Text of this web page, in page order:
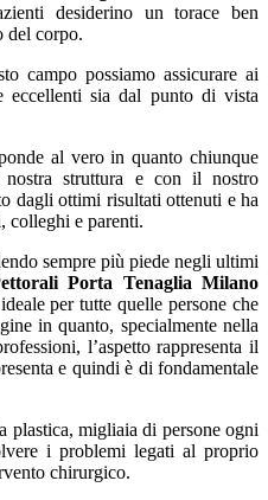
desiderino un torace ben
del corpo.
campo possiamo assicurare ai
eccellenti sia dal punto di vista
al vero in quanto chiunque
struttura e con il nostro
dagli ottimi risultati ottenuti e ha
colleghi e parenti.
sempre più piede negli ultimi
Porta Tenaglia Milano
per tutte quelle persone che
in quanto, specialmente nella
l’aspetto rappresenta il
e quindi è di fondamentale
plastica, migliaia di persone ogni
i problemi legati al proprio
chirurgico.